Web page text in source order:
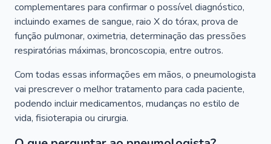
complementares para confirmar o possível diagnóstico,
incluindo exames de sangue, raio X do tórax, prova de
função pulmonar, oximetria, determinação das pressões
respiratórias máximas, broncoscopia, entre outros.
Com todas essas informações em mãos, o pneumologista
vai prescrever o melhor tratamento para cada paciente,
podendo incluir medicamentos, mudanças no estilo de
vida, fisioterapia ou cirurgia.